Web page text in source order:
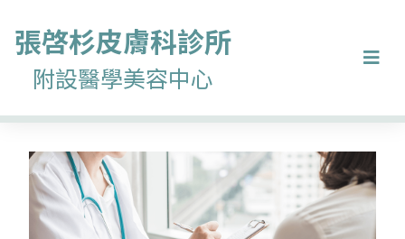
張啓杉皮膚科診所
附設醫學美容中心